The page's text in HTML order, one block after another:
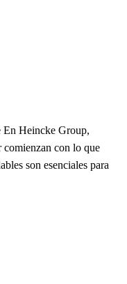
En Heincke Group,
comienzan con lo que
son esenciales para